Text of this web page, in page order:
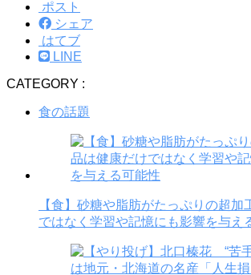
ポスト
シェア
はてブ
LINE
CATEGORY :
食の話題
【食】砂糖や脂肪がたっぷりの超加
ではなく学習や記憶にも影響を与え